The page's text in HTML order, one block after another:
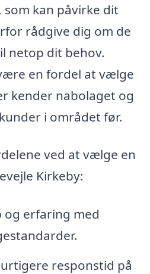
kan påvirke dit
rådgive dig om de
netop dit behov.
en fordel at vælge
kender nabolaget og
i området før.
ved at vælge en
Kirkeby:
og erfaring med
responstid på